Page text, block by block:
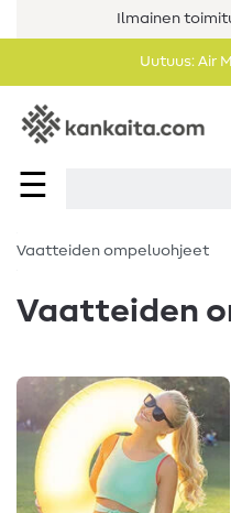
Ilmainen
Uutuus: Air
☰
Vaatteiden ompeluohjeet
Vaatteiden